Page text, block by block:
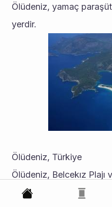
Ölüdeniz, yamaç
yerdir.
Ölüdeniz, Türkiye
Ölüdeniz, Belcekız Plajı
üzere iki plaja ev